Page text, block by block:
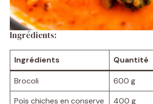
Ingrédients:
Ingrédients Quantité
Brocoli
600 g
Pois chiches en conserve
400 g